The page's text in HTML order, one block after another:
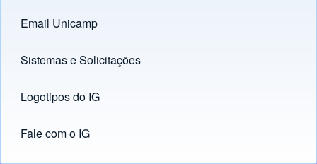
Links
Email Unicamp
(opens in new tab)
Sistemas e Solicitações
(opens in new tab)
Logotipos do IG
(opens in new tab)
Fale com o IG